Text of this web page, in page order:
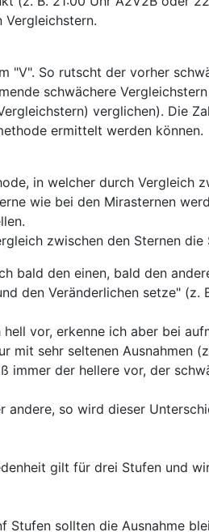
Vergleichstern.
So rutscht der vorher
schwächere
verglichen). Die
ermittelt werden können.
in welcher durch Vergleich
wie bei den Mirasternen
zwischen den Sternen
bald den einen, bald den
den Veränderlichen setze" (z.
vor, erkenne ich aber bei
sehr seltenen Ausnahmen
immer der hellere vor, der
so wird dieser
gilt für drei Stufen und
sollten die Ausnahme